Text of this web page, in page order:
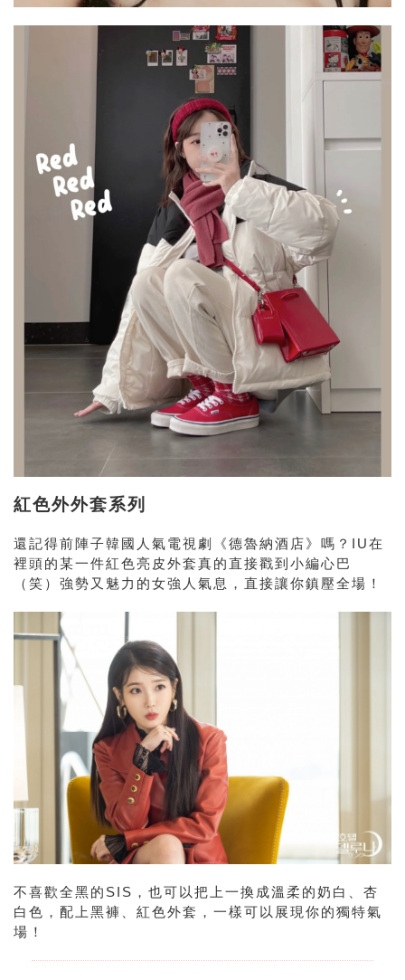
紅色外外套系列
還記得前陣子韓國人氣電視劇《德魯納酒店》嗎？IU在
裡頭的某一件紅色亮皮外套真的直接戳到小編心巴
（笑）強勢又魅力的女強人氣息，直接讓你鎮壓全場！
不喜歡全黑的SIS，也可以把上一換成溫柔的奶白、杏
白色，配上黑褲、紅色外套，一樣可以展現你的獨特氣
場！